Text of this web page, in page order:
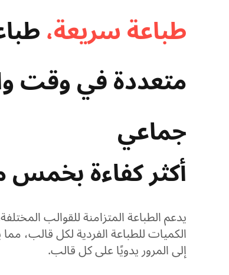
طباعة سريعة،​
متعددة في وقت
جماعي
أكثر كفاءة
يدعم الطباعة المتزامنة للقوالب
الكميات للطباعة الفردية لكل قالب،
إلى المرور يدويًا على كل قالب.